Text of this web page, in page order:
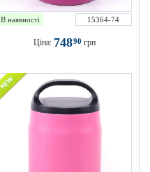
В наявності 15364-74
Ціна: 74890 грн